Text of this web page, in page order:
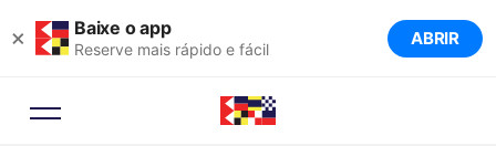
× Baixe o app
Reserve mais rápido e fácil ABRIR